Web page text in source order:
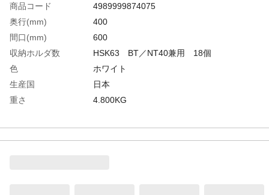
商品コード
4989999874075
奥行(mm)
400
間口(mm)
600
収納ホルダ数
HSK63 BT／NT40兼用 18個
色
ホワイト
生産国
日本
重さ
4.800KG